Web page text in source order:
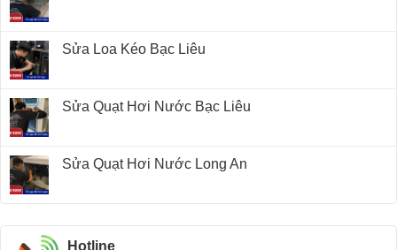
Sửa Loa Kéo Bạc Liêu
Sửa Quạt Hơi Nước Bạc Liêu
Sửa Quạt Hơi Nước Long An
Hotline